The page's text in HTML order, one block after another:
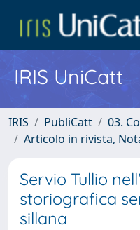
IRIS UniCatt
IRIS PubliCatt
03.
Articolo in rivista,
Servio Tullio
storiografica
sillana